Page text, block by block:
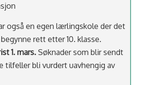
også en egen lærlingskole der det
rett etter 10. klasse.
1. mars.Søknader som blir sendt
tilfeller bli vurdert uavhengig av